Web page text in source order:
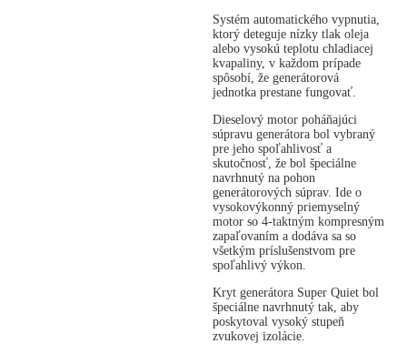
Systém automatického vypnutia,
ktorý deteguje nízky tlak oleja
alebo vysokú teplotu chladiacej
kvapaliny, v každom prípade
spôsobí, že generátorová
jednotka prestane fungovať.
Dieselový motor poháňajúci
súpravu generátora bol vybraný
pre jeho spoľahlivosť a
skutočnosť, že bol špeciálne
navrhnutý na pohon
generátorových súprav. Ide o
vysokovýkonný priemyselný
motor so 4-taktným kompresným
zapaľovaním a dodáva sa so
všetkým príslušenstvom pre
spoľahlivý výkon.
Kryt generátora Super Quiet bol
špeciálne navrhnutý tak, aby
poskytoval vysoký stupeň
zvukovej izolácie.